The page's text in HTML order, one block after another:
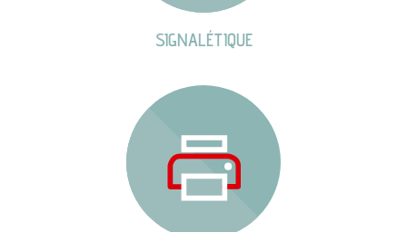
SIGNALÉTIQUE